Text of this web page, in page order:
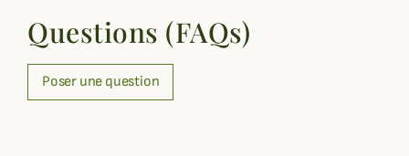
Questions (FAQs)
Poser une question